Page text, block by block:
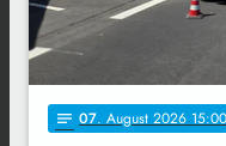
notes 07. August 2026 15:00